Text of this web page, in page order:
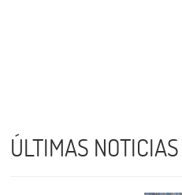
ÚLTIMAS NOTICIAS